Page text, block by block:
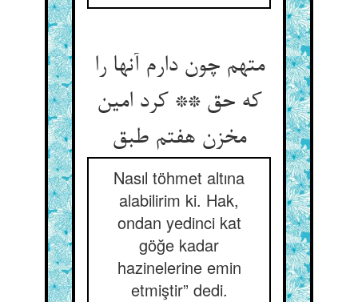
متهم چون دارم آنها را
که حق ** کرد امین
مخزن هفتم طبق‏
Nasıl töhmet altına
alabilirim ki. Hak,
ondan yedinci kat
göğe kadar
hazinelerine emin
etmiştir” dedi.